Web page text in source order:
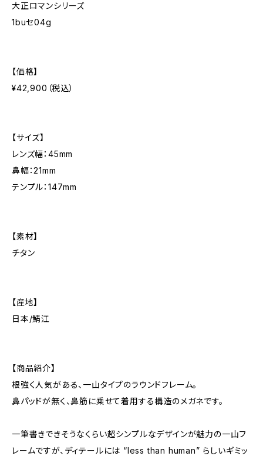
大正ロマンシリーズ
1buセ04g
【価格】
¥42,900（税込）
【サイズ】
レンズ幅：45mm
鼻幅：21mm
テンプル：147mm
【素材】
チタン
【産地】
日本/鯖江
【商品紹介】
根強く人気がある、一山タイプのラウンドフレーム。
鼻パッドが無く、鼻筋に乗せて着用する構造のメガネです。
一筆書きできそうなくらい超シンプルなデザインが魅力の一山フ
レームですが、ディテールには “less than human” らしいギミッ